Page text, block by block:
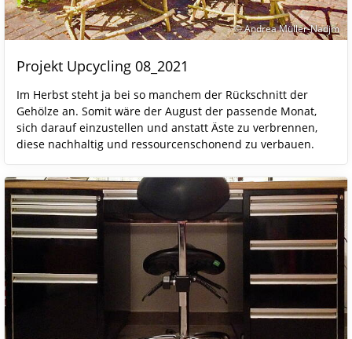
© Andrea Müller-Nadjm
Projekt Upcycling 08_2021
Im Herbst steht ja bei so manchem der Rückschnitt der
Gehölze an. Somit wäre der August der passende Monat,
sich darauf einzustellen und anstatt Äste zu verbrennen,
diese nachhaltig und ressourcenschonend zu verbauen.